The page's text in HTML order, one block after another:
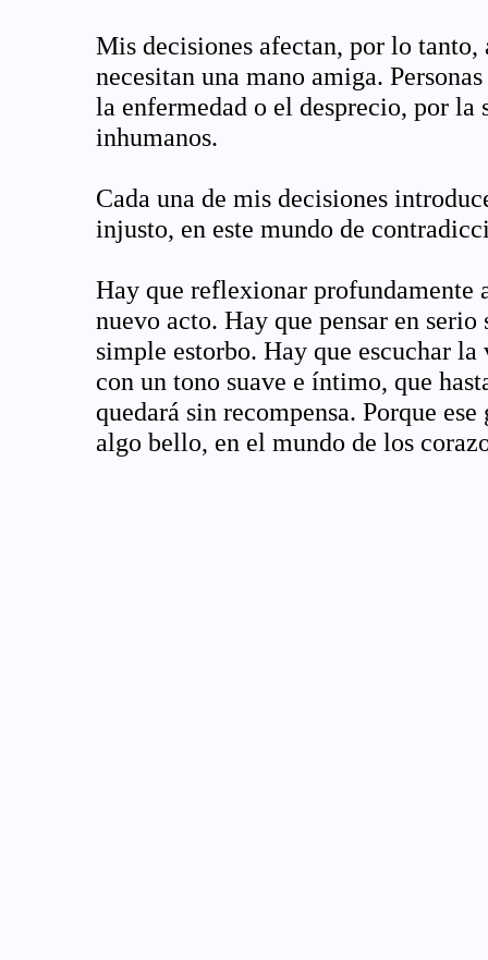
Mis decisiones afectan, por lo
necesitan una mano amiga.
la enfermedad o el desprecio, por la
inhumanos.
Cada una de mis decisiones
injusto, en este mundo de
Hay que reflexionar profundamente
nuevo acto. Hay que pensar en
simple estorbo. Hay que escuchar
con un tono suave e íntimo, que
quedará sin recompensa. Porque
algo bello, en el mundo de los